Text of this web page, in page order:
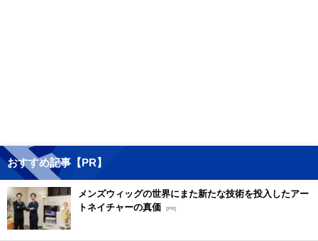
おすすめ記事【PR】
メンズウィッグの世界にまた新たな技術を投入したアー
トネイチャーの真価 [PR]